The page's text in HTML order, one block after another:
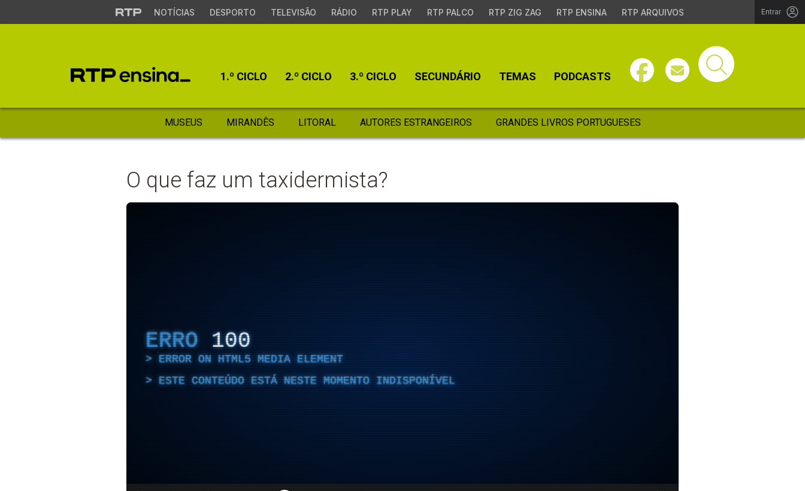
NOTÍCIAS DESPORTO TELEVISÃO RÁDIO RTP PLAY RTP PALCO RTP ZIG ZAG RTP ENSINA RTP ARQUIVOS Entrar
1.º CICLO 2.º CICLO 3.º CICLO SECUNDÁRIO TEMAS PODCASTS
MUSEUS MIRANDÊS LITORAL AUTORES ESTRANGEIROS GRANDES LIVROS PORTUGUESES
O que faz um taxidermista?
ERRO 100
ERROR ON HTML5 MEDIA ELEMENT
ESTE CONTEÚDO ESTÁ NESTE MOMENTO INDISPONÍVEL